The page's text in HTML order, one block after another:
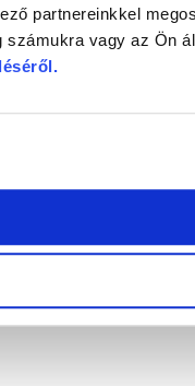
partnereinkkel
vagy az Ön
.